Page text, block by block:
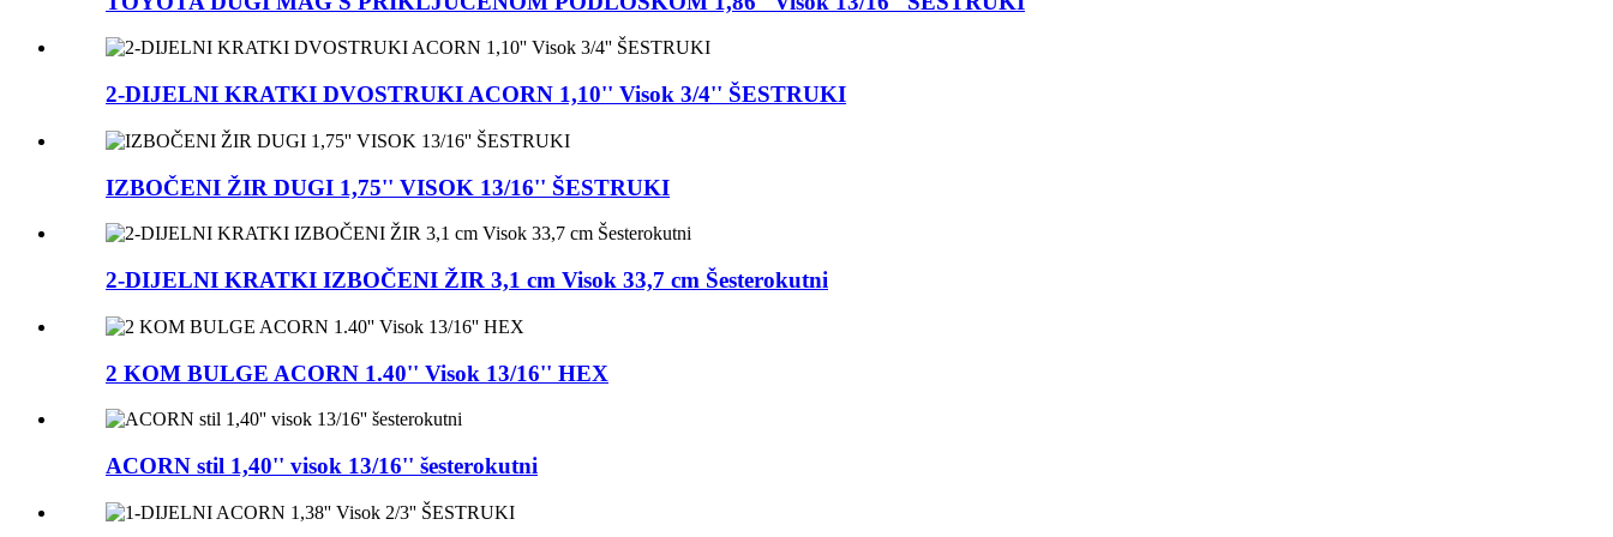
2-DIJELNI KRATKI DVOSTRUKI ACORN 1,10'' Visok 3/4'' ŠESTRUKI
IZBOČENI ŽIR DUGI 1,75'' VISOK 13/16'' ŠESTRUKI
2-DIJELNI KRATKI IZBOČENI ŽIR 3,1 cm Visok 33,7 cm Šesterokutni
2 KOM BULGE ACORN 1.40'' Visok 13/16'' HEX
ACORN stil 1,40'' visok 13/16'' šesterokutni